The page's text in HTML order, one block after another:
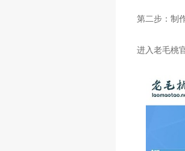
第二步：制
进入老毛桃